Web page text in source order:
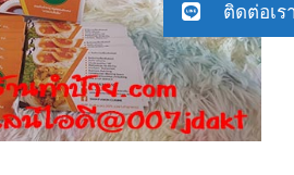
ติดต่อเร